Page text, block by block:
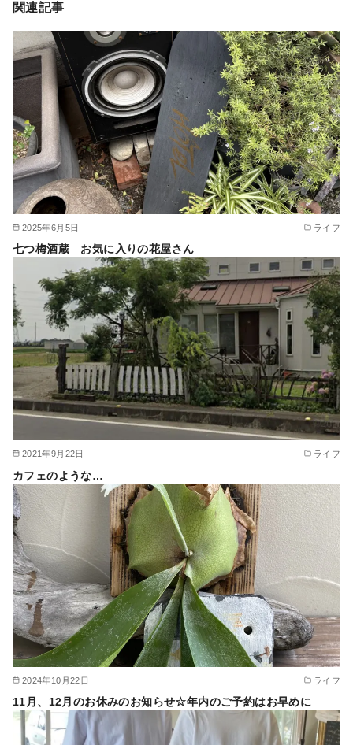
関連記事
2025年6月5日 ライフ
七つ梅酒蔵 お気に入りの花屋さん
2021年9月22日 ライフ
カフェのような…
2024年10月22日 ライフ
11月、12月のお休みのお知らせ☆年内のご予約はお早めに